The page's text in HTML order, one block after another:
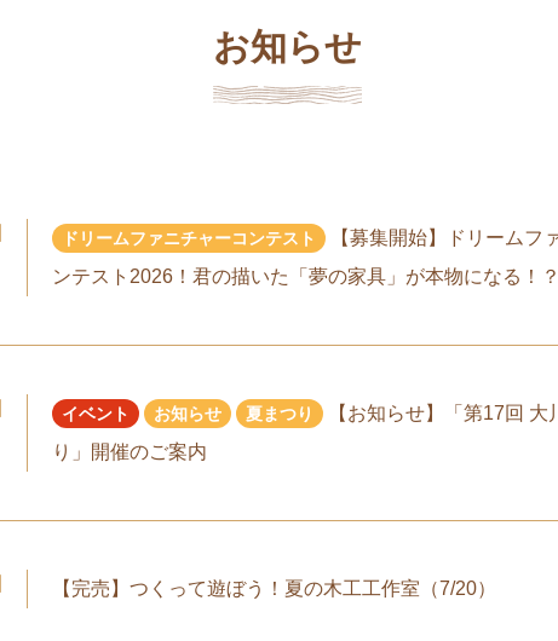
お知らせ
ドリームファニチャーコンテスト
【募集開始】ドリームフ
ンテスト2026！君の描いた「夢の家具」が本物になる！
イベント お知らせ 夏まつり
【お知らせ】「第17回 大
り」開催のご案内
【完売】つくって遊ぼう！夏の木工工作室（7/20）